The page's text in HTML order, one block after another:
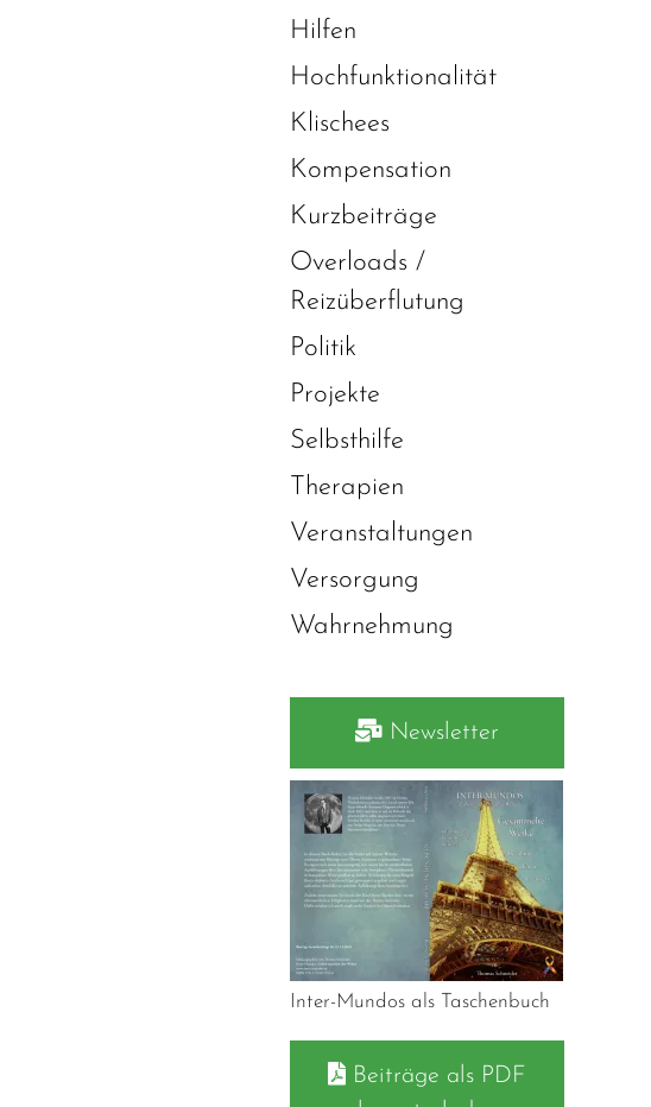
Hilfen
Hochfunktionalität
Klischees
Kompensation
Kurzbeiträge
Overloads /
Reizüberflutung
Politik
Projekte
Selbsthilfe
Therapien
Veranstaltungen
Versorgung
Wahrnehmung
Newsletter
Inter-Mundos als Taschenbuch
Beiträge als PDF